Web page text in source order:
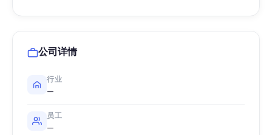
公司详情
行业
—
员工
—